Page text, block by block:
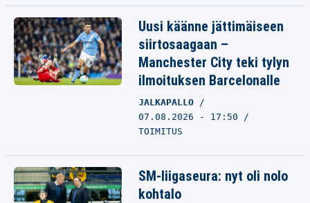
Uusi käänne jättimäiseen
siirtosaagaan –
Manchester City teki tylyn
ilmoituksen Barcelonalle
JALKAPALLO
07.08.2026 - 17:50
TOIMITUS
SM-liigaseura: nyt oli nolo
kohtalo